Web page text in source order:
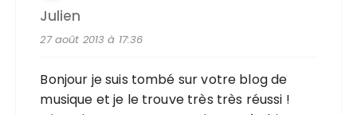
Julien
27 août 2013 à 17:36
Bonjour je suis tombé sur votre blog de
musique et je le trouve très très réussi !